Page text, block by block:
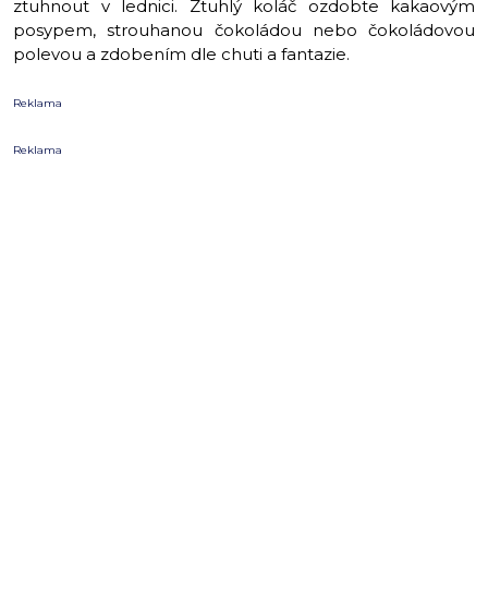
ztuhnout v lednici. Ztuhlý koláč ozdobte kakaovým
posypem, strouhanou čokoládou nebo čokoládovou
polevou a zdobením dle chuti a fantazie.
Reklama
Reklama